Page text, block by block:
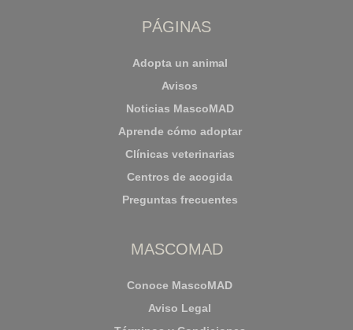
PÁGINAS
Adopta un animal
Avisos
Noticias MascoMAD
Aprende cómo adoptar
Clínicas veterinarias
Centros de acogida
Preguntas frecuentes
MASCOMAD
Conoce MascoMAD
Aviso Legal